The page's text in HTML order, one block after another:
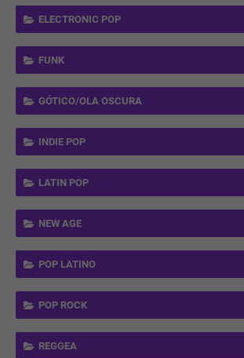
ELECTRONIC POP
FUNK
GÓTICO/OLA OSCURA
INDIE POP
LATIN POP
NEW AGE
POP LATINO
POP ROCK
REGGEA